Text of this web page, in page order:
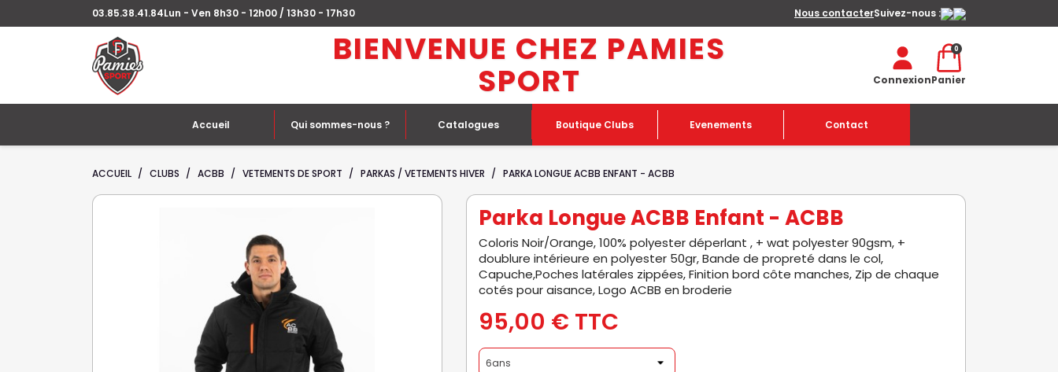
03.85.38.41.84Lun - Ven 8h30 - 12h00 / 13h30 - 17h30 Nous contacterSuivez-nous :
BIENVENUE CHEZ PAMIES
SPORT ConnexionPanier
0
Accueil Qui sommes-nous ? Catalogues Boutique Clubs Evenements Contact
ACCUEIL CLUBS ACBB VETEMENTS DE SPORT PARKAS / VETEMENTS HIVER PARKA LONGUE ACBB ENFANT - ACBB
Parka Longue ACBB Enfant - ACBB
Coloris Noir/Orange, 100% polyester déperlant , + wat polyester 90gsm, +
doublure intérieure en polyester 50gr, Bande de propreté dans le col,
Capuche,Poches latérales zippées, Finition bord côte manches, Zip de chaque
cotés pour aisance, Logo ACBB en broderie
95,00 € TTC